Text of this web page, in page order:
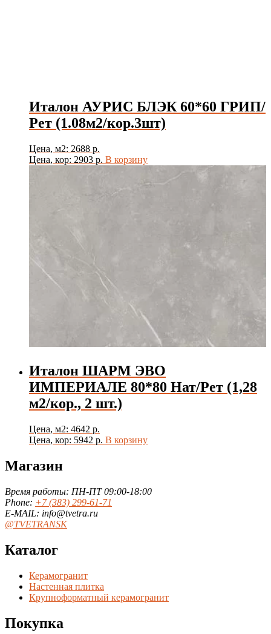
Италон АУРИС БЛЭК 60*60 ГРИП/
Рет (1.08м2/кор.3шт)
Цена, м2: 2688 р.
Цена, кор: 2903 р. В корзину
Италон ШАРМ ЭВО
ИМПЕРИАЛЕ 80*80 Нат/Рет (1,28
м2/кор., 2 шт.)
Цена, м2: 4642 р.
Цена, кор: 5942 р. В корзину
Магазин
Время работы: ПН-ПТ 09:00-18:00
Phone: +7 (383) 299-61-71
E-MAIL: info@tvetra.ru
@TVETRANSK
Каталог
Керамогранит
Настенная плитка
Крупноформатный керамогранит
Покупка